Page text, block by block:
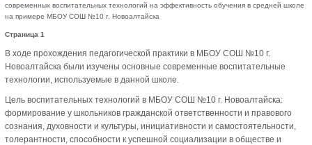
современных воспитательных технологий на эффективность обучения в средней школе
на примере МБОУ СОШ №10 г. Новоалтайска
Страница 1
В ходе прохождения педагогической практики в МБОУ СОШ №10 г.
Новоалтайска были изучены основные современные воспитательные
технологии, используемые в данной школе.
Цель воспитательных технологий в МБОУ СОШ №10 г. Новоалтайска:
формирование у школьников гражданской ответственности и правового
сознания, духовности и культуры, инициативности и самостоятельности,
толерантности, способности к успешной социализации в обществе и